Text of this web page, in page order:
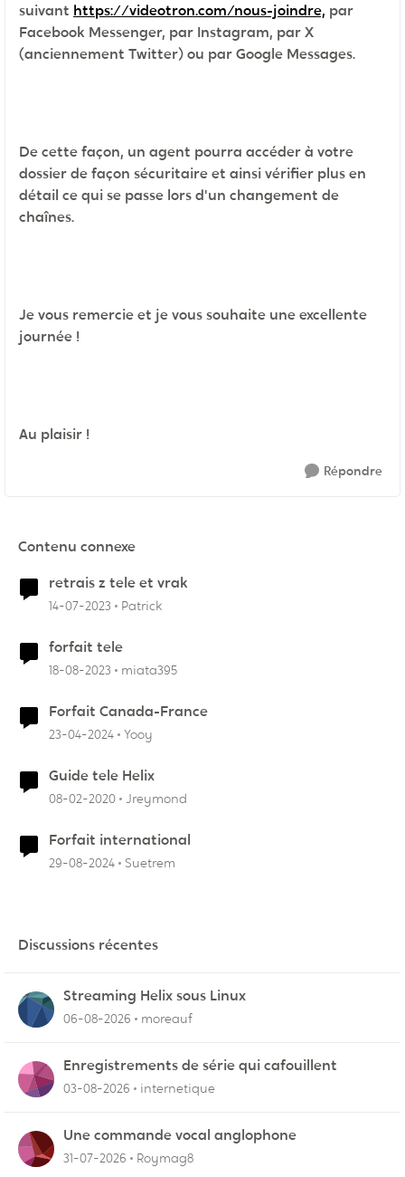
suivant https://videotron.com/nous-joindre, par
Facebook Messenger, par Instagram, par X
(anciennement Twitter) ou par Google Messages.
De cette façon, un agent pourra accéder à votre
dossier de façon sécuritaire et ainsi vérifier plus en
détail ce qui se passe lors d'un changement de
chaînes.
Je vous remercie et je vous souhaite une excellente
journée !
Au plaisir !
Répondre
Contenu connexe
retrais z tele et vrak
14-07-2023 Patrick
forfait tele
18-08-2023 miata395
Forfait Canada-France
23-04-2024 Yooy
Guide tele Helix
08-02-2020 Jreymond
Forfait international
29-08-2024 Suetrem
Discussions récentes
Streaming Helix sous Linux
06-08-2026 moreauf
Enregistrements de série qui cafouillent
03-08-2026 internetique
Une commande vocal anglophone
31-07-2026 Roymag8